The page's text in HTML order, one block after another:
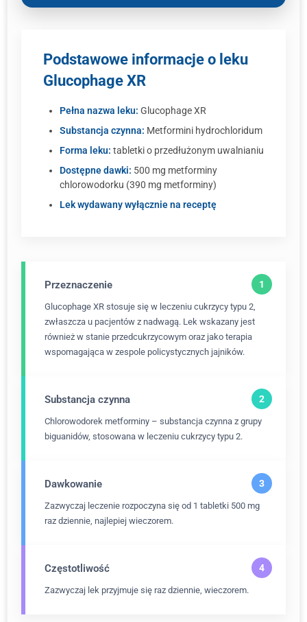
Podstawowe informacje o leku
Glucophage XR
Pełna nazwa leku: Glucophage XR
Substancja czynna: Metformini hydrochloridum
Forma leku: tabletki o przedłużonym uwalnianiu
Dostępne dawki: 500 mg metforminy
chlorowodorku (390 mg metforminy)
Lek wydawany wyłącznie na receptę
Przeznaczenie
Glucophage XR stosuje się w leczeniu cukrzycy typu 2,
zwłaszcza u pacjentów z nadwagą. Lek wskazany jest
również w stanie przedcukrzycowym oraz jako terapia
wspomagająca w zespole policystycznych jajników.
Substancja czynna
Chlorowodorek metforminy – substancja czynna z grupy
biguanidów, stosowana w leczeniu cukrzycy typu 2.
Dawkowanie
Zazwyczaj leczenie rozpoczyna się od 1 tabletki 500 mg
raz dziennie, najlepiej wieczorem.
Częstotliwość
Zazwyczaj lek przyjmuje się raz dziennie, wieczorem.